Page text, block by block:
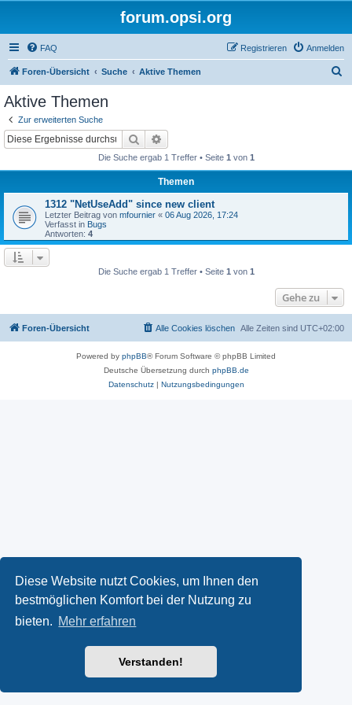
Diese Website nutzt Cookies, um Ihnen den
bestmöglichen Komfort bei der Nutzung zu
bieten. Mehr erfahren
Verstanden!
forum.opsi.org
FAQ Anmelden
Registrieren
Foren-Übersicht Suche Aktive Themen
Aktive Themen
Zur erweiterten Suche
Suche
Die Suche ergab 1 Treffer • Seite 1 von 1
Themen
1312 "NetUseAdd" since new client
Letzter Beitrag von mfournier « 06 Aug 2026, 17:24
Verfasst in Bugs
Antworten: 4
Die Suche ergab 1 Treffer • Seite 1 von 1
Gehe zu
Foren-Übersicht Alle Zeiten sind UTC+02:00
Alle Cookies löschen
Powered by phpBB® Forum Software © phpBB Limited
Deutsche Übersetzung durch phpBB.de
Datenschutz| Nutzungsbedingungen